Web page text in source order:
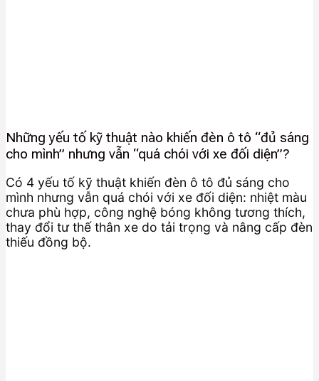
Những yếu tố kỹ thuật nào khiến đèn ô tô “đủ sáng
cho mình” nhưng vẫn “quá chói với xe đối diện”?
Có 4 yếu tố kỹ thuật khiến đèn ô tô đủ sáng cho
mình nhưng vẫn quá chói với xe đối diện: nhiệt màu
chưa phù hợp, công nghệ bóng không tương thích,
thay đổi tư thế thân xe do tải trọng và nâng cấp đèn
thiếu đồng bộ.